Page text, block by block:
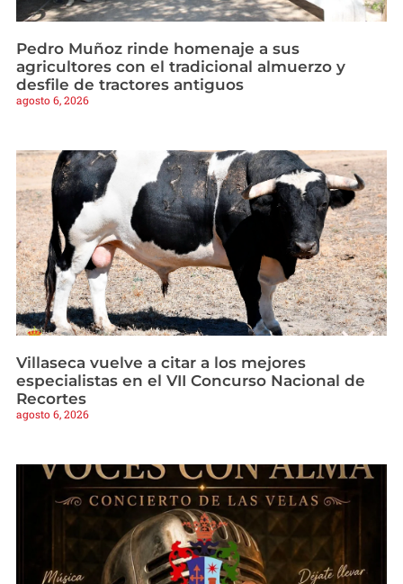
Pedro Muñoz rinde homenaje a sus
agricultores con el tradicional almuerzo y
desfile de tractores antiguos
agosto 6, 2026
Villaseca vuelve a citar a los mejores
especialistas en el VII Concurso Nacional de
Recortes
agosto 6, 2026